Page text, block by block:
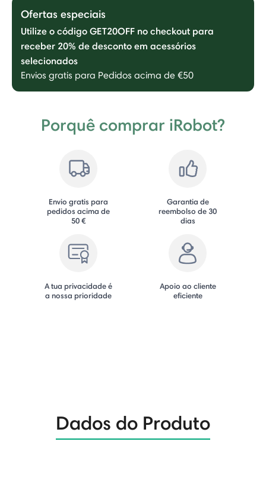
Ofertas especiais
Utilize o código GET20OFF no checkout para
receber 20% de desconto em acessórios
selecionados
Envios gratis para Pedidos acima de €50
Porquê comprar iRobot?
Envio gratis para
pedidos acima de
50 €
Garantia de
reembolso de 30
dias
A tua privacidade é
a nossa prioridade
Apoio ao cliente
eficiente
Dados do Produto